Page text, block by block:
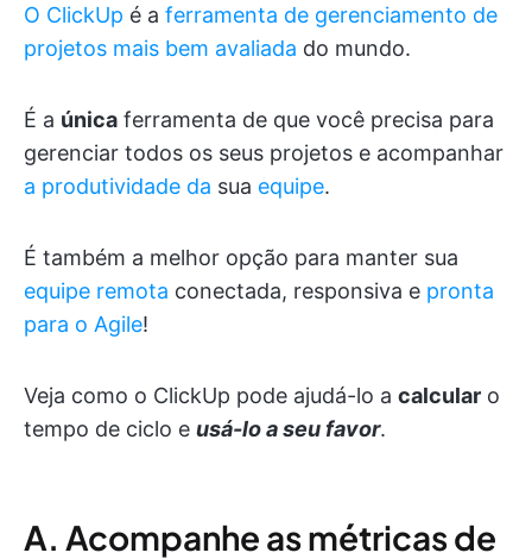
O ClickUp é a ferramenta de gerenciamento de
projetos mais bem avaliada do mundo.
É a única ferramenta de que você precisa para
gerenciar todos os seus projetos e acompanhar
a produtividade da sua equipe.
É também a melhor opção para manter sua
equipe remota conectada, responsiva e pronta
para o Agile!
Veja como o ClickUp pode ajudá-lo a calcular o
tempo de ciclo e usá-lo a seu favor.
A. Acompanhe as métricas de